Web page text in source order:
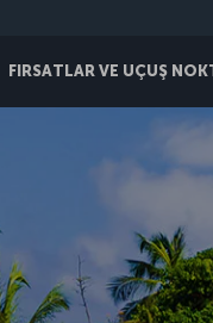
FIRSATLAR VE UÇUŞ